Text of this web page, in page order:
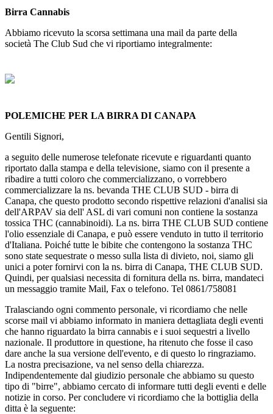
Birra Cannabis
Abbiamo ricevuto la scorsa settimana una mail da parte della
società The Club Sud che vi riportiamo integralmente:
POLEMICHE PER LA BIRRA DI CANAPA
Gentili Signori,
a seguito delle numerose telefonate ricevute e riguardanti quanto
riportato dalla stampa e della televisione, siamo con il presente a
ribadire a tutti coloro che commercializzano, o vorrebbero
commercializzare la ns. bevanda THE CLUB SUD - birra di
Canapa, che questo prodotto secondo rispettive relazioni d'analisi sia
dell'ARPAV sia dell' ASL di vari comuni non contiene la sostanza
tossica THC (cannabinoidi). La ns. birra THE CLUB SUD contiene
l'olio essenziale di Canapa, e può essere venduto in tutto il territorio
d'Italiana. Poiché tutte le bibite che contengono la sostanza THC
sono state sequestrate o messo sulla lista di divieto, noi, siamo gli
unici a poter fornirvi con la ns. birra di Canapa, THE CLUB SUD.
Quindi, per qualsiasi necessita di fornitura della ns. birra, mandateci
un messaggio tramite Mail, Fax o telefono. Tel 0861/758081
Tralasciando ogni commento personale, vi ricordiamo che nelle
scorse mail vi abbiamo informato in maniera dettagliata degli eventi
che hanno riguardato la birra cannabis e i suoi sequestri a livello
nazionale. Il produttore in questione, ha ritenuto che fosse il caso
dare anche la sua versione dell'evento, e di questo lo ringraziamo.
La nostra precisazione, va nel senso della chiarezza.
Indipendentemente dal giudizio personale che abbiamo su questo
tipo di "birre", abbiamo cercato di informare tutti degli eventi e delle
notizie in corso. Per concludere vi ricordiamo che la bottiglia della
ditta è la seguente: